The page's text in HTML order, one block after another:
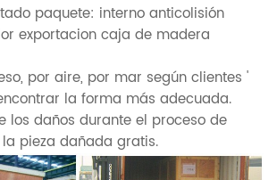
paquete: interno anticolisión
exportacion caja de madera
por aire, por mar según clientes '
la forma más adecuada.
los daños durante el proceso de
pieza dañada gratis.